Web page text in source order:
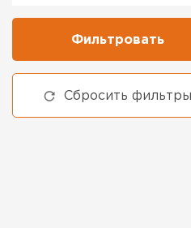
Фильтровать
Сбросить фильтры